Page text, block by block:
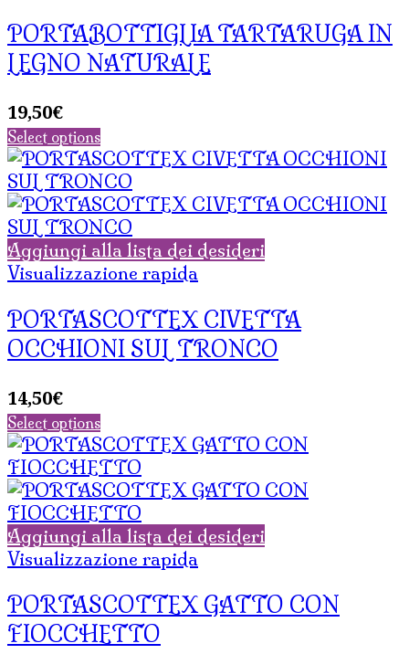
PORTABOTTIGLIA TARTARUGA IN
LEGNO NATURALE
19,50€
Select options
Aggiungi alla lista dei desideri
Visualizzazione rapida
PORTASCOTTEX CIVETTA
OCCHIONI SUL TRONCO
14,50€
Select options
Aggiungi alla lista dei desideri
Visualizzazione rapida
PORTASCOTTEX GATTO CON
FIOCCHETTO